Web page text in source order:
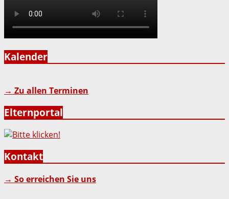
Kalender
→ Zu allen Terminen
Elternportal
Kontakt
→ So erreichen Sie uns